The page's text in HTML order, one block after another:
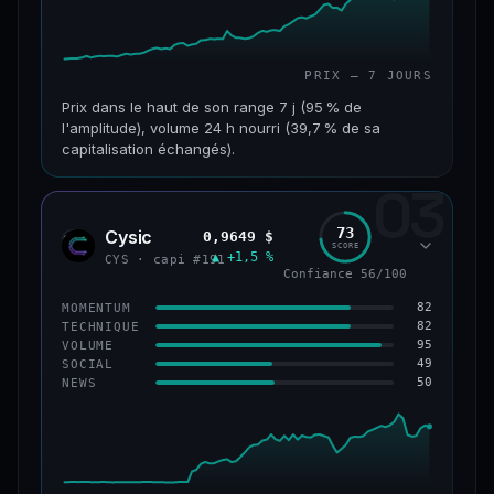
PRIX — 7 JOURS
Prix dans le haut de son range 7 j (95 % de
l'amplitude), volume 24 h nourri (39,7 % de sa
capitalisation échangés).
CAP. MARCHÉ VOLUME 24 H
VAR. 7 J VAR. 30 J
+203,1 %
VS ATH
−86,3 % #235
CONFIANCE 67/100
03
CYS Cysic
CYS · capi #191
0,9649 $
▲ +1,5 %
73
SCORE
Confiance 56/100
MOMENTUM 82
TECHNIQUE 82
VOLUME 95
SOCIAL 49
NEWS 50